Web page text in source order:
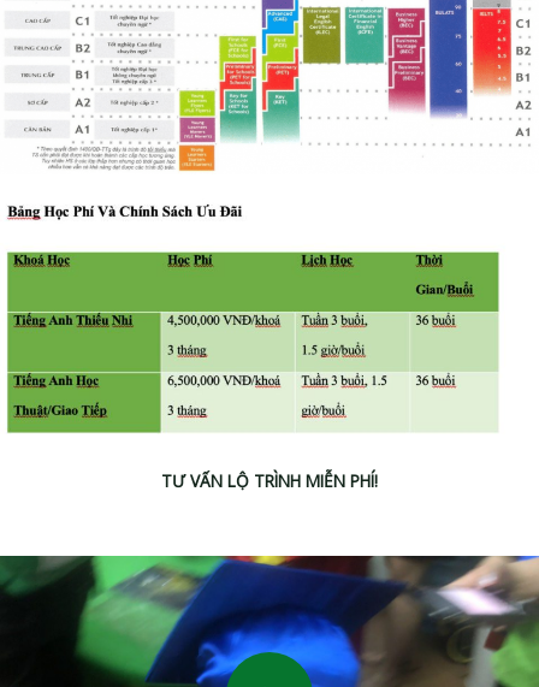
TƯ VẤN LỘ TRÌNH MIỄN PHÍ!